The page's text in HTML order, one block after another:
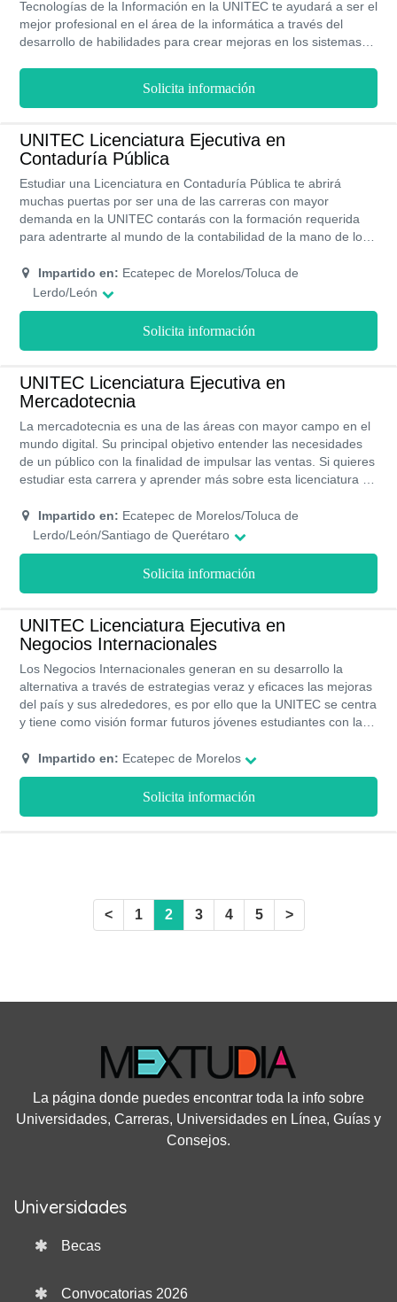
Tecnologías de la Información en la UNITEC te ayudará a ser el
mejor profesional en el área de la informática a través del
desarrollo de habilidades para crear mejoras en los sistemas
Solicita información
UNITEC Licenciatura Ejecutiva en
Contaduría Pública
Estudiar una Licenciatura en Contaduría Pública te abrirá
muchas puertas por ser una de las carreras con mayor
demanda en la UNITEC contarás con la formación requerida
para adentrarte al mundo de la contabilidad de la mano de los
logrando así que crezcas tanto personal como
profesionalmente con ética y bases sólidas, logrando alcanzar
estimado entre los 4 o 3 años respectivamente según tu
Impartido en: Ecatepec de Morelos/Toluca de
Lerdo/León
Solicita información
UNITEC Licenciatura Ejecutiva en
Mercadotecnia
La mercadotecnia es una de las áreas con mayor campo en el
mundo digital. Su principal objetivo entender las necesidades
de un público con la finalidad de impulsar las ventas. Si quieres
estudiar esta carrera y aprender más sobre esta licenciatura no
Impartido en: Ecatepec de Morelos/Toluca de
Lerdo/León/Santiago de Querétaro
Solicita información
UNITEC Licenciatura Ejecutiva en
Negocios Internacionales
Los Negocios Internacionales generan en su desarrollo la
alternativa a través de estrategias veraz y eficaces las mejoras
del país y sus alrededores, es por ello que la UNITEC se centra
y tiene como visión formar futuros jóvenes estudiantes con la
de los negocios con el idioma ingles en calidad para el
entendimiento y el cierre adecuado de las propuestas
presentadas, por esta razón y muchas mas la UNITEC es tu
mayor opción para comenzar tu futuro.
Impartido en: Ecatepec de Morelos
Solicita información
< 1 2 3 4 5 >
La página donde puedes encontrar toda la info sobre
Universidades, Carreras, Universidades en Línea, Guías y
Consejos.
Universidades
Becas
Convocatorias 2026